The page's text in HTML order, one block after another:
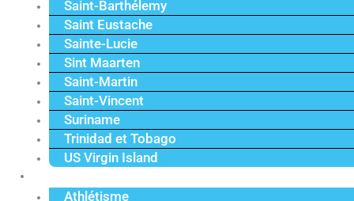
Saint-Barthélemy
Saint Eustache
Sainte-Lucie
Sint Maarten
Saint-Martin
Saint-Vincent
Suriname
Trinidad et Tobago
US Virgin Island
Athlétisme